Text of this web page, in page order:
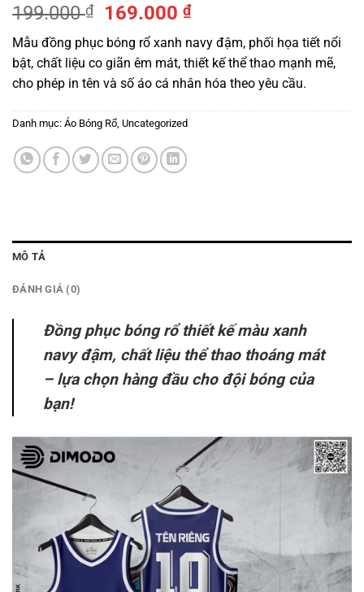
199.000₫
Giá
gốc
là:
199.000 ₫.
169.000₫Giá
hiện
tại
là:
169.000 ₫.
Mẫu đồng phục bóng rổ xanh navy đậm, phối họa tiết nổi
bật, chất liệu co giãn êm mát, thiết kế thể thao mạnh mẽ,
cho phép in tên và số áo cá nhân hóa theo yêu cầu.
Danh mục: Áo Bóng Rổ, Uncategorized
MÔ TẢ
ĐÁNH GIÁ (0)
Đồng phục bóng rổ thiết kế màu xanh
navy đậm, chất liệu thể thao thoáng mát
– lựa chọn hàng đầu cho đội bóng của
bạn!